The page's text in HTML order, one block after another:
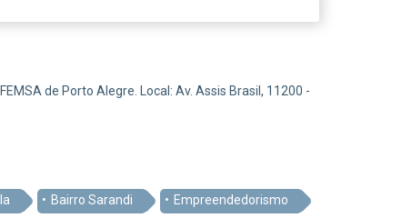
de Porto Alegre. Local: Av. Assis Brasil, 11200 -
Bairro Sarandi Empreendedorismo